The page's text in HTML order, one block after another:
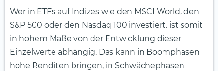
Wer in ETFs auf Indizes wie den MSCI World, den
S&P 500 oder den Nasdaq 100 investiert, ist somit
in hohem Maße von der Entwicklung dieser
Einzelwerte abhängig. Das kann in Boomphasen
hohe Renditen bringen, in Schwächephasen